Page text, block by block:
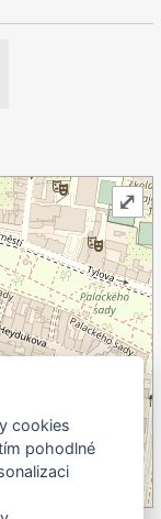
⤢
cookies
pohodlné